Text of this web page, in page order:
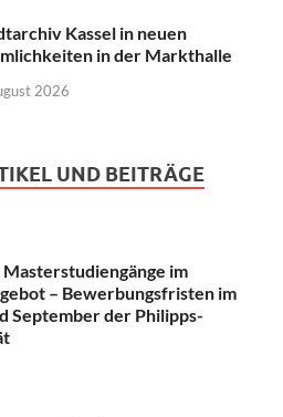
Kassel in neuen
in der Markthalle
2026
UND BEITRÄGE
Masterstudiengänge im
– Bewerbungsfristen im
September der Philipps-